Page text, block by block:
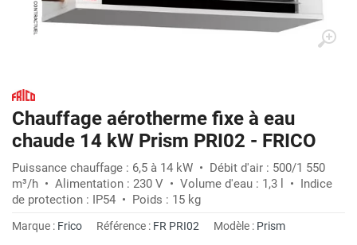
Chauffage aérotherme fixe à eau
chaude 14 kW Prism PRI02 - FRICO
Puissance chauffage : 6,5 à 14 kW • Débit d'air : 500/1 550
m³/h • Alimentation : 230 V • Volume d'eau : 1,3 l • Indice
de protection : IP54 • Poids : 15 kg
Marque : Frico Référence : FR PRI02 Modèle : Prism